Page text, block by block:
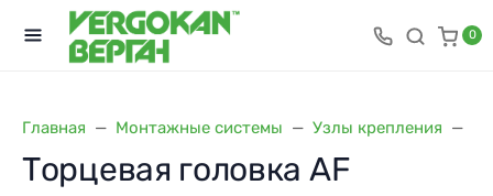
0
Главная Монтажные системы Узлы крепления
Торцевая головка AF